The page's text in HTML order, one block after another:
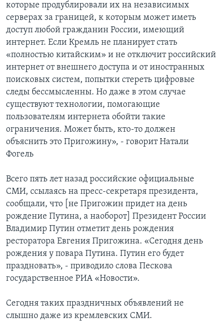
которые продублировали их на независимых
серверах за границей, к которым может иметь
доступ любой гражданин России, имеющий
интернет. Если Кремль не планирует стать
«полностью китайским» и не отключит российский
интернет от внешнего доступа и от иностранных
поисковых систем, попытки стереть цифровые
следы бессмысленны. Но даже в этом случае
существуют технологии, помогающие
пользователям интернета обойти такие
ограничения. Может быть, кто-то должен
объяснить это Пригожину», - говорит Натали
Фогель
Всего пять лет назад российские официальные
СМИ, ссылаясь на пресс-секретаря президента,
сообщали, что [не Пригожин придет на день
рождение Путина, а наоборот] Президент России
Владимир Путин отметит день рождения
ресторатора Евгения Пригожина. «Сегодня день
рождения у повара Путина. Путин его будет
праздновать», - приводило слова Пескова
государственное РИА «Новости».
Сегодня таких праздничных объявлений не
слышно даже из кремлевских СМИ.